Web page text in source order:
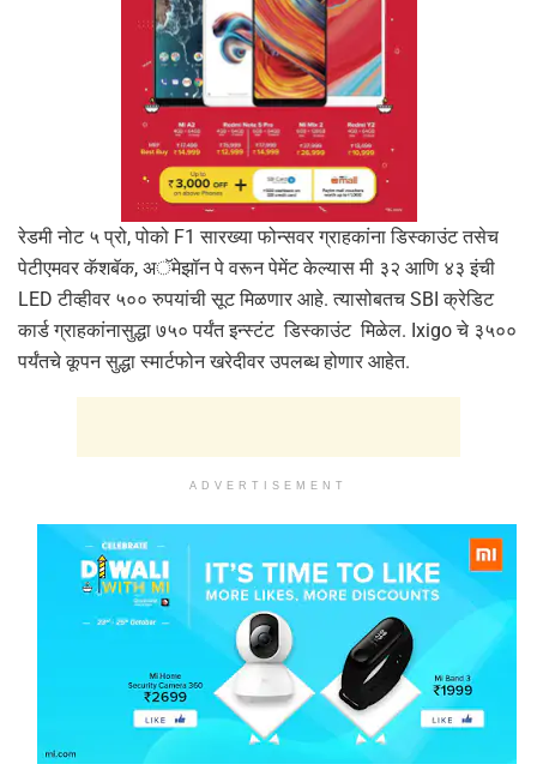
रेडमी नोट ५ प्रो, पोको F1 सारख्या फोन्सवर ग्राहकांना डिस्काउंट तसेच
पेटीएमवर कॅशबॅक, अॅमेझॉन पे वरून पेमेंट केल्यास मी ३२ आणि ४३ इंची
LED टीव्हीवर ५०० रुपयांची सूट मिळणार आहे. त्यासोबतच SBI क्रेडिट
कार्ड ग्राहकांनासुद्धा ७५० पर्यंत इन्स्टंट डिस्काउंट मिळेल. Ixigo चे ३५००
पर्यंतचे कूपन सुद्धा स्मार्टफोन खरेदीवर उपलब्ध होणार आहेत.
ADVERTISEMENT